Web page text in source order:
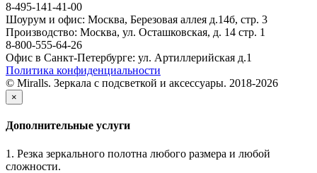
8-495-141-41-00
Шоурум и офис: Москва, Березовая аллея д.14б, стр. 3
Производство: Москва, ул. Осташковская, д. 14 стр. 1
8-800-555-64-26
Офис в Санкт-Петербурге: ул. Артиллерийская д.1
Политика конфиденциальности
© Miralls. Зеркала с подсветкой и аксессуары. 2018-2026
×
Дополнительные услуги
1. Резка зеркального полотна любого размера и любой
сложности.